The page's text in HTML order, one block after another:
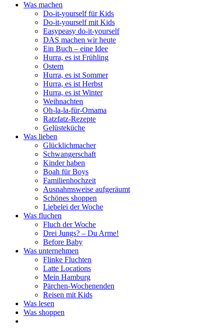
Was machen
Do-it-yourself für Kids
Do-it-yourself mit Kids
Easypeasy do-it-yourself
DAS machen wir heute
Ein Buch – eine Idee
Hurra, es ist Frühling
Ostern
Hurra, es ist Sommer
Hurra, es ist Herbst
Hurra, es ist Winter
Weihnachten
Oh-la-la-für-Omama
Ratzfatz-Rezepte
Gelüsteküche
Was lieben
Glücklichmacher
Schwangerschaft
Kinder haben
Boah für Boys
Familienhochzeit
Ausnahmsweise aufgeräumt
Schönes shoppen
Liebelei der Woche
Was fluchen
Fluch der Woche
Drei Jungs? – Du Arme!
Before Baby
Was unternehmen
Flinke Fluchten
Latte Locations
Mein Hamburg
Pärchen-Wochenenden
Reisen mit Kids
Was lesen
Was shoppen